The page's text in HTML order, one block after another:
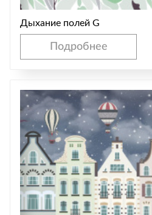
Дыхание полей G
Подробнее